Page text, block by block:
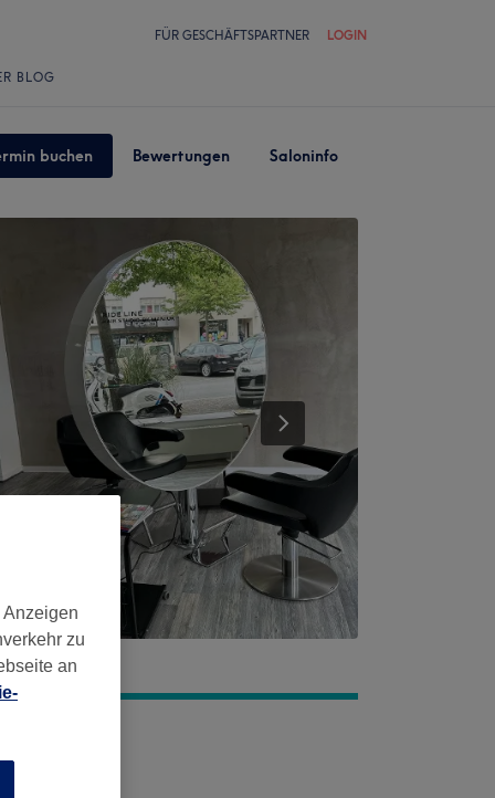
FÜR GESCHÄFTSPARTNER LOGIN
BLOG
buchen Bewertungen Saloninfo
zu
an